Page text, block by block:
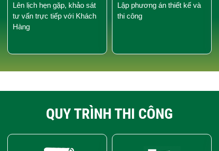
Lên lịch hẹn gặp, khảo sát
tư vấn trực tiếp với Khách
Hàng
Lập phương án thiết kế và
thi công
QUY TRÌNH THI CÔNG